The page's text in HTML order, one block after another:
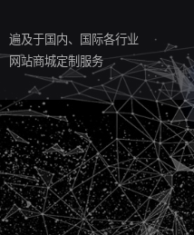
遍及于国内、国际各行业
网站商城定制服务